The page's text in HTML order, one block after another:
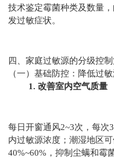
技术鉴定霉菌种类及数量
发过敏症状。
四、家庭过敏源的分级控
（一）基础防控：降低过
1. 改善室内空气质量
每日开窗通风2~3次，每次
内过敏源浓度；潮湿地区
40%~60%，抑制尘螨和霉